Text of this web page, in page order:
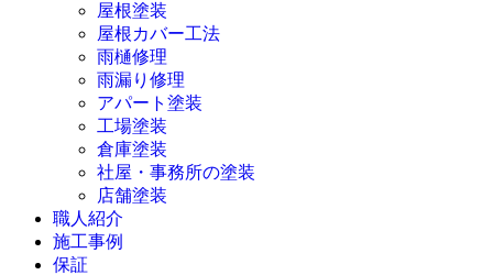
屋根塗装
屋根カバー工法
雨樋修理
雨漏り修理
アパート塗装
工場塗装
倉庫塗装
社屋・事務所の塗装
店舗塗装
職人紹介
施工事例
保証